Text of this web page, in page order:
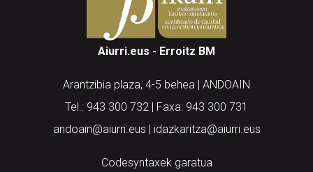
Aiurri.eus - Erroitz BM
Arantzibia plaza, 4-5 behea | ANDOAIN
Tel.: 943 300 732 | Faxa: 943 300 731
andoain@aiurri.eus | idazkaritza@aiurri.eus
Codesyntaxek garatua